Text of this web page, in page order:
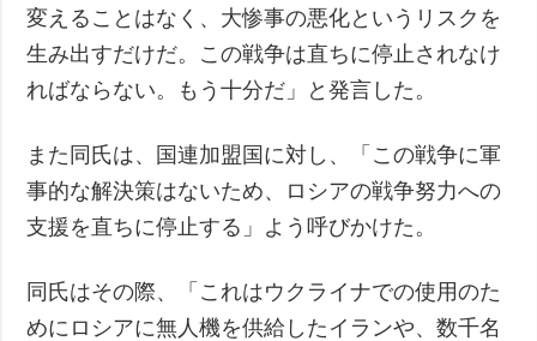
変えることはなく、大惨事の悪化というリスクを
生み出すだけだ。この戦争は直ちに停止されなけ
ればならない。もう十分だ」と発言した。
また同氏は、国連加盟国に対し、「この戦争に軍
事的な解決策はないため、ロシアの戦争努力への
支援を直ちに停止する」よう呼びかけた。
同氏はその際、「これはウクライナでの使用のた
めにロシアに無人機を供給したイランや、数千名